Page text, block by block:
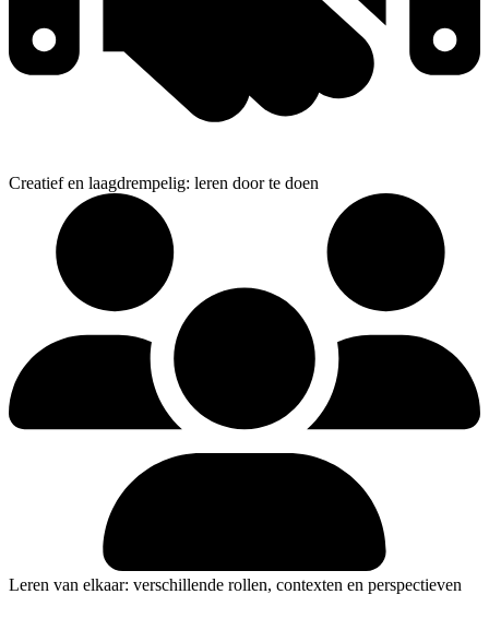
Creatief en laagdrempelig: leren door te doen
Leren van elkaar: verschillende rollen, contexten en perspectieven